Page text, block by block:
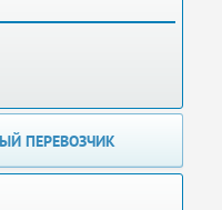
ПЕРЕВОЗЧИК